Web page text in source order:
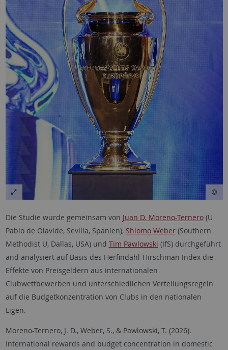
Die Studie wurde gemeinsam von Juan D. Moreno-Ternero(U
Pablo de Olavide, Sevilla, Spanien), Shlomo Weber(Southern
Methodist U, Dallas, USA) und Tim Pawlowski (IfS) durchgeführt
and analysiert auf Basis des Herfindahl-Hirschman Index die
Effekte von Preisgeldern aus internationalen
Clubwettbewerben und unterschiedlichen Verteilungsregeln
auf die Budgetkonzentration von Clubs in den nationalen
Ligen.
Moreno-Ternero, J. D., Weber, S., & Pawlowski, T. (2026).
International rewards and budget concentration in domestic